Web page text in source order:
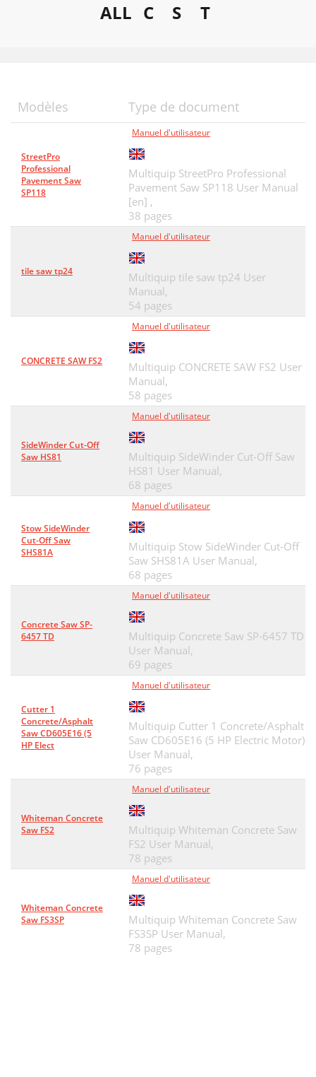
ALL C S T
Modèles Type de document
StreetPro
Professional
Pavement Saw
SP118
Manuel d'utilisateur
Multiquip StreetPro Professional
Pavement Saw SP118 User Manual
[en] ,
38 pages
tile saw tp24
Manuel d'utilisateur
Multiquip tile saw tp24 User
Manual,
54 pages
CONCRETE SAW FS2
Manuel d'utilisateur
Multiquip CONCRETE SAW FS2 User
Manual,
58 pages
SideWinder Cut-Off
Saw HS81
Manuel d'utilisateur
Multiquip SideWinder Cut-Off Saw
HS81 User Manual,
68 pages
Stow SideWinder
Cut-Off Saw
SHS81A
Manuel d'utilisateur
Multiquip Stow SideWinder Cut-Off
Saw SHS81A User Manual,
68 pages
Concrete Saw SP-
6457 TD
Manuel d'utilisateur
Multiquip Concrete Saw SP-6457 TD
User Manual,
69 pages
Cutter 1
Concrete/Asphalt
Saw CD605E16 (5
HP Elect
Manuel d'utilisateur
Multiquip Cutter 1 Concrete/Asphalt
Saw CD605E16 (5 HP Electric Motor)
User Manual,
76 pages
Whiteman Concrete
Saw FS2
Manuel d'utilisateur
Multiquip Whiteman Concrete Saw
FS2 User Manual,
78 pages
Whiteman Concrete
Saw FS3SP
Manuel d'utilisateur
Multiquip Whiteman Concrete Saw
FS3SP User Manual,
78 pages